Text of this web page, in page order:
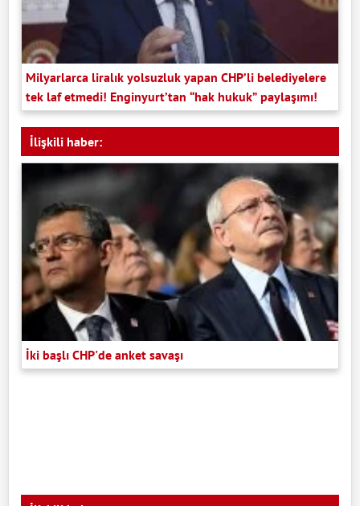
Milyarlarca liralık yolsuzluk yapan CHP’li belediyelere
tek laf etmedi! Enginyurt’tan “hak hukuk” paylaşımı!
İlişkili haber:
İki başlı CHP'de anket savaşı